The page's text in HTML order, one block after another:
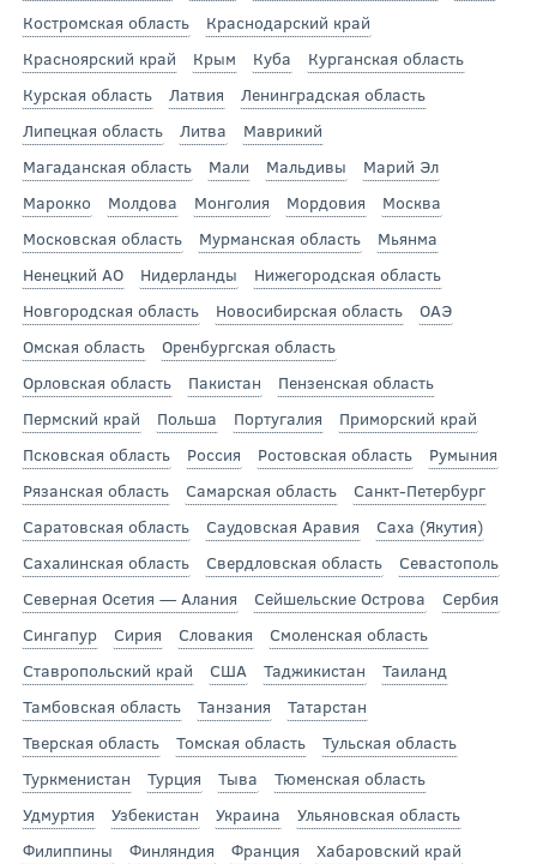
Костромская область
Краснодарский край
Красноярский край
Крым Куба
Курганская область
Курская область
Латвия
Ленинградская область
Липецкая область
Литва
Маврикий
Магаданская область
Мали Мальдивы
Марий Эл
Марокко
Молдова Монголия Мордовия
Москва
Московская область
Мурманская область
Мьянма
Ненецкий АО
Нидерланды
Нижегородская область
Новгородская область
Новосибирская область
ОАЭ
Омская область
Оренбургская область
Орловская область
Пакистан
Пензенская область
Пермский край
Польша Португалия
Приморский край
Псковская область
Россия Ростовская область
Румыния
Рязанская область
Самарская область
Санкт-Петербург
Саратовская область
Саудовская Аравия
Саха (Якутия)
Сахалинская область
Свердловская область
Севастополь
Северная Осетия — Алания
Сейшельские Острова
Сербия
Сингапур
Сирия Словакия
Смоленская область
Ставропольский край
США Таджикистан
Таиланд
Тамбовская область
Танзания
Татарстан
Тверская область
Томская область
Тульская область
Туркменистан
Турция Тыва
Тюменская область
Удмуртия
Узбекистан Украина
Ульяновская область
Филиппины
Финляндия Франция
Хабаровский край